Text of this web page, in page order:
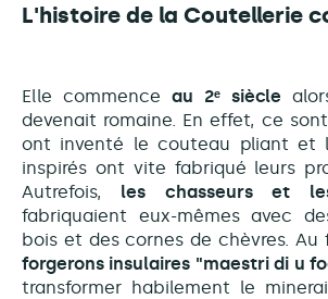
L'histoire de la Coutellerie
Elle commence au 2ᵉ siècle
devenait romaine. En effet, ce
ont inventé le couteau pliant et
inspirés ont vite fabriqué leurs
Autrefois, les chasseurs et
fabriquaient eux-mêmes avec
bois et des cornes de chèvres. Au
forgerons insulaires "maestri di u
transformer habilement le